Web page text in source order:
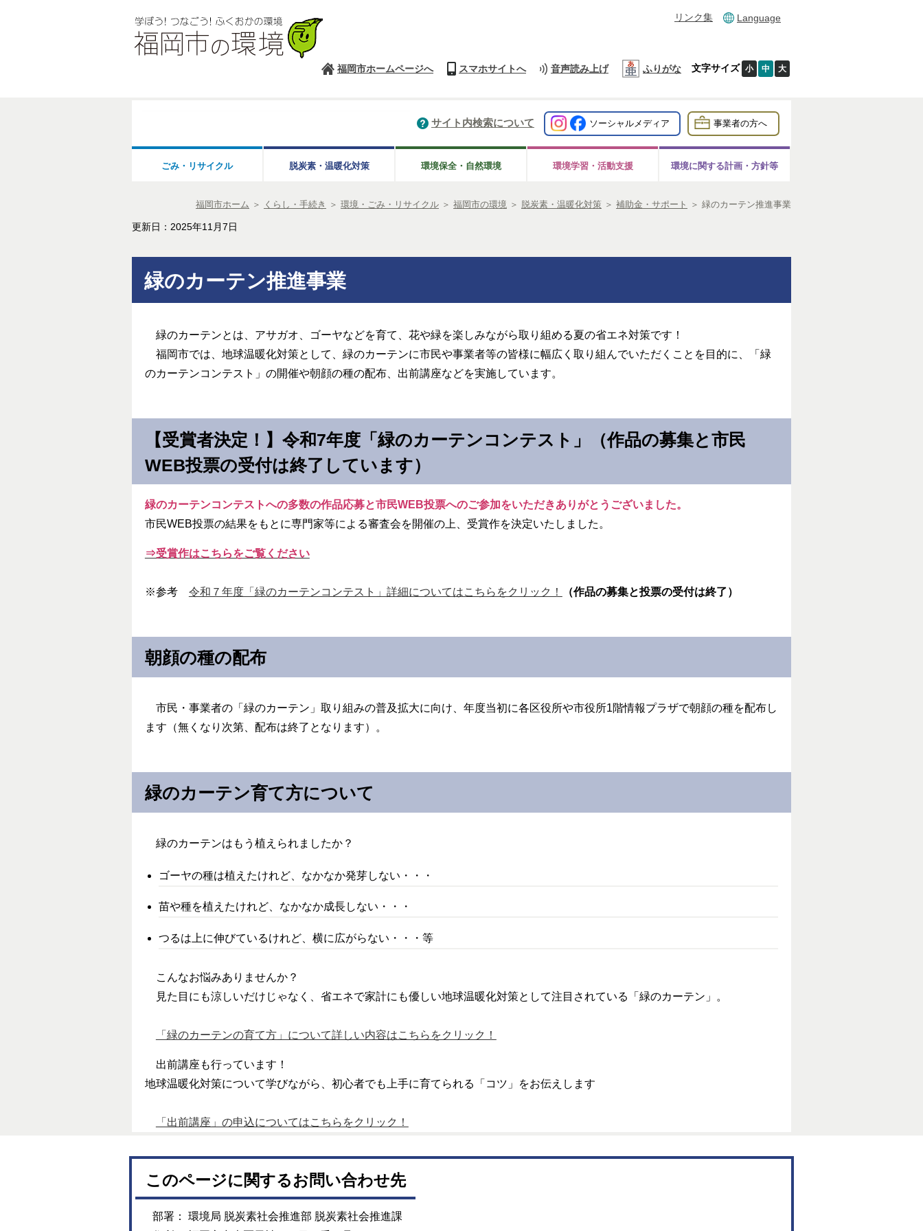
リンク集 Language
福岡市ホームページへ スマホサイトへ 音声読み上げ ふりがな 文字サイズ 小 中 大
ソーシャルメディア 事業者の方へ
サイト内検索について
ごみ・リサイクル 脱炭素・温暖化対策 環境保全・自然環境 環境学習・活動支援 環境に関する計画・方針等
福岡市ホーム ＞ くらし・手続き ＞ 環境・ごみ・リサイクル ＞ 福岡市の環境 ＞ 脱炭素・温暖化対策 ＞ 補助金・サポート ＞ 緑のカーテン推進事業
更新日：2025年11月7日
緑のカーテン推進事業
緑のカーテンとは、アサガオ、ゴーヤなどを育て、花や緑を楽しみながら取り組める夏の省エネ対策です！
福岡市では、地球温暖化対策として、緑のカーテンに市民や事業者等の皆様に幅広く取り組んでいただくことを目的に、「緑
のカーテンコンテスト」の開催や朝顔の種の配布、出前講座などを実施しています。
【受賞者決定！】令和7年度「緑のカーテンコンテスト」（作品の募集と市民
WEB投票の受付は終了しています）
緑のカーテンコンテストへの多数の作品応募と市民WEB投票へのご参加をいただきありがとうございました。
市民WEB投票の結果をもとに専門家等による審査会を開催の上、受賞作を決定いたしました。
⇒受賞作はこちらをご覧ください
※参考 令和７年度「緑のカーテンコンテスト」詳細についてはこちらをクリック！ （作品の募集と投票の受付は終了）
朝顔の種の配布
市民・事業者の「緑のカーテン」取り組みの普及拡大に向け、年度当初に各区役所や市役所1階情報プラザで朝顔の種を配布し
ます（無くなり次第、配布は終了となります）。
緑のカーテン育て方について
緑のカーテンはもう植えられましたか？
ゴーヤの種は植えたけれど、なかなか発芽しない・・・
苗や種を植えたけれど、なかなか成長しない・・・
つるは上に伸びているけれど、横に広がらない・・・等
こんなお悩みありませんか？
見た目にも涼しいだけじゃなく、省エネで家計にも優しい地球温暖化対策として注目されている「緑のカーテン」。
「緑のカーテンの育て方」について詳しい内容はこちらをクリック！
出前講座も行っています！
地球温暖化対策について学びながら、初心者でも上手に育てられる「コツ」をお伝えします
「出前講座」の申込についてはこちらをクリック！
このページに関するお問い合わせ先
部署： 環境局 脱炭素社会推進部 脱炭素社会推進課